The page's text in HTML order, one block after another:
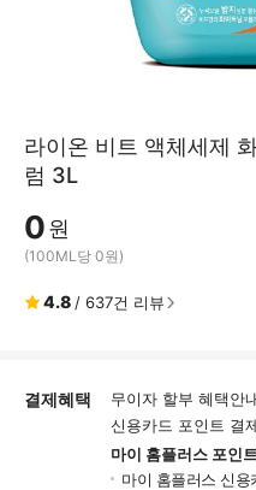
라이온 비트 액체세제
럼 3L
0원
(100ML당 0원)
4.8 / 637건 리뷰
결제혜택
무이자 할부 혜택안
신용카드 포인트 결
마이 홈플러스 포인
마이 홈플러스 신용